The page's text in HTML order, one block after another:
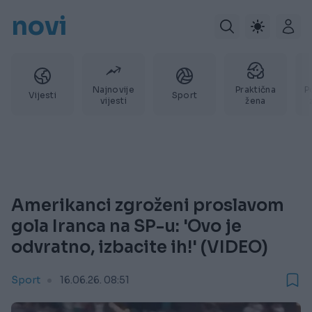
novi
Vijesti
Najnovije
vijesti
Sport
Praktična
žena
Amerikanci zgroženi proslavom
gola Iranca na SP-u: 'Ovo je
odvratno, izbacite ih!' (VIDEO)
Sport 16.06.26. 08:51